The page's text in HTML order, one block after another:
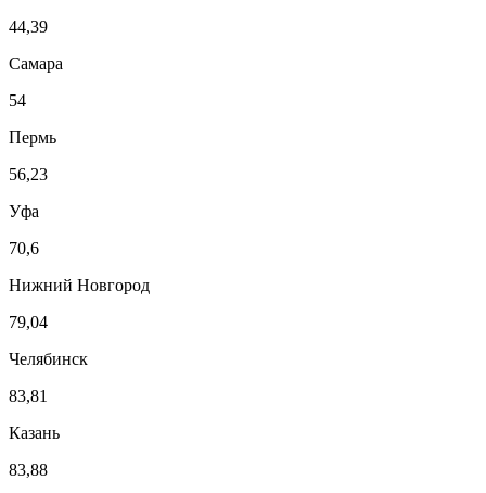
44,39
Самара
54
Пермь
56,23
Уфа
70,6
Нижний Новгород
79,04
Челябинск
83,81
Казань
83,88